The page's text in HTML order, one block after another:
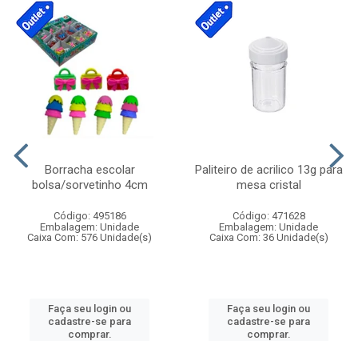
Borracha escolar
bolsa/sorvetinho 4cm
Código: 495186
Embalagem: Unidade
Caixa Com: 576 Unidade(s)
Faça seu login ou
cadastre-se para
comprar.
Paliteiro de acrilico 13g para
mesa cristal
Código: 471628
Embalagem: Unidade
Caixa Com: 36 Unidade(s)
Faça seu login ou
cadastre-se para
comprar.